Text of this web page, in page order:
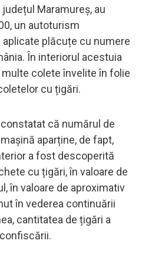
Maramureș, au
un autoturism
aplicate plăcuțe cu numere
În interiorul acestuia
colete învelite în folie
cu țigări.
că numărul de
aparține, de fapt,
a fost descoperită
cu țigări, în valoare de
în valoare de aproximativ
în vederea continuării
cantitatea de țigări a